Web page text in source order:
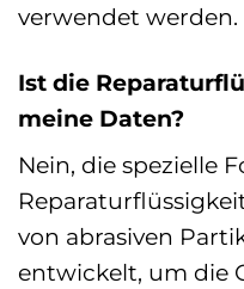
verwendet werden.
Ist die
meine Daten?
Nein, die spezielle
von abrasiven
entwickelt, um die